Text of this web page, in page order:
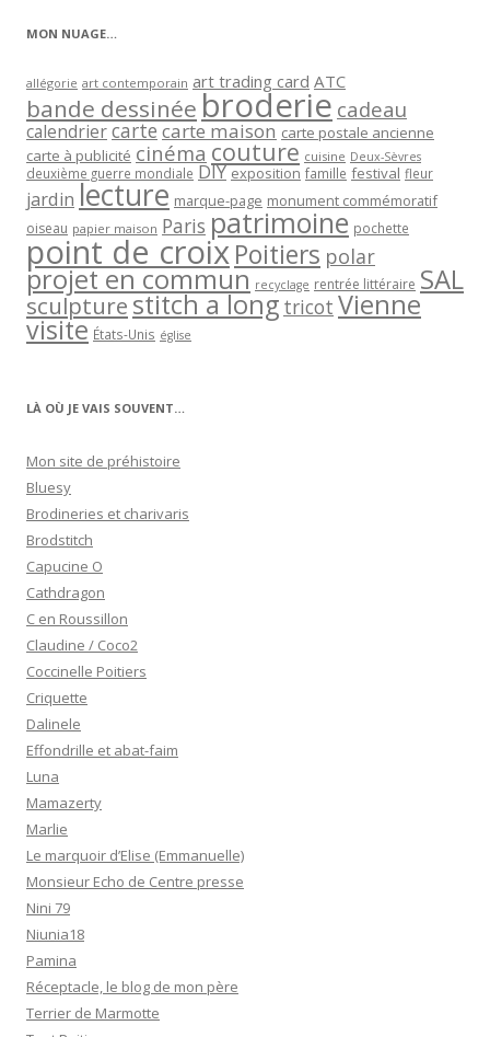
MON NUAGE…
allégorie art contemporain art trading card ATC
bande dessinée broderie cadeau
calendriercartecarte maison carte postale ancienne
carte à publicité cinéma couture cuisine Deux-Sèvres
deuxième guerre mondiale DIY exposition famille festival fleur
jardin lecture marque-page monument commémoratif
oiseau papier maison Paris patrimoine pochette
point de croixPoitiers polar
projet en commun recyclage rentrée littéraire SAL
sculpturestitch a long tricot Vienne
visite États-Unis église
LÀ OÙ JE VAIS SOUVENT…
Mon site de préhistoire
Bluesy
Brodineries et charivaris
Brodstitch
Capucine O
Cathdragon
C en Roussillon
Claudine / Coco2
Coccinelle Poitiers
Criquette
Dalinele
Effondrille et abat-faim
Luna
Mamazerty
Marlie
Le marquoir d’Elise (Emmanuelle)
Monsieur Echo de Centre presse
Nini 79
Niunia18
Pamina
Réceptacle, le blog de mon père
Terrier de Marmotte